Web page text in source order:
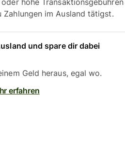
hohe Transaktionsgebühren
Zahlungen im Ausland tätigst.
und spare dir dabei
Geld heraus, egal wo.
erfahren